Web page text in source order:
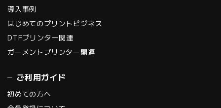
導入事例
はじめてのプリントビジネス
DTFプリンター関連
ガーメントプリンター関連
ご利用ガイド
初めての方へ